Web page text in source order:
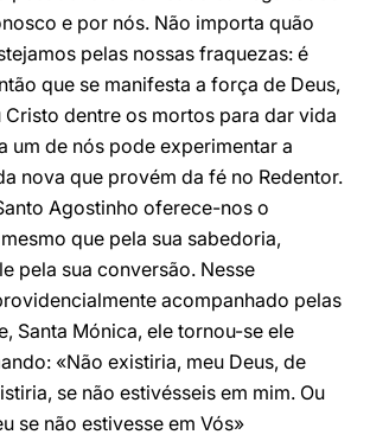
e por nós. Não importa quão
pelas nossas fraquezas: é
que se manifesta a força de Deus,
Cristo dentre os mortos para dar vida
um de nós pode experimentar a
nova que provém da fé no Redentor.
Agostinho oferece-nos o
que pela sua sabedoria,
pela sua conversão. Nesse
acompanhado pelas
Santa Mónica, ele tornou-se ele
«Não existiria, meu Deus, de
se não estivésseis em mim. Ou
se não estivesse em Vós»